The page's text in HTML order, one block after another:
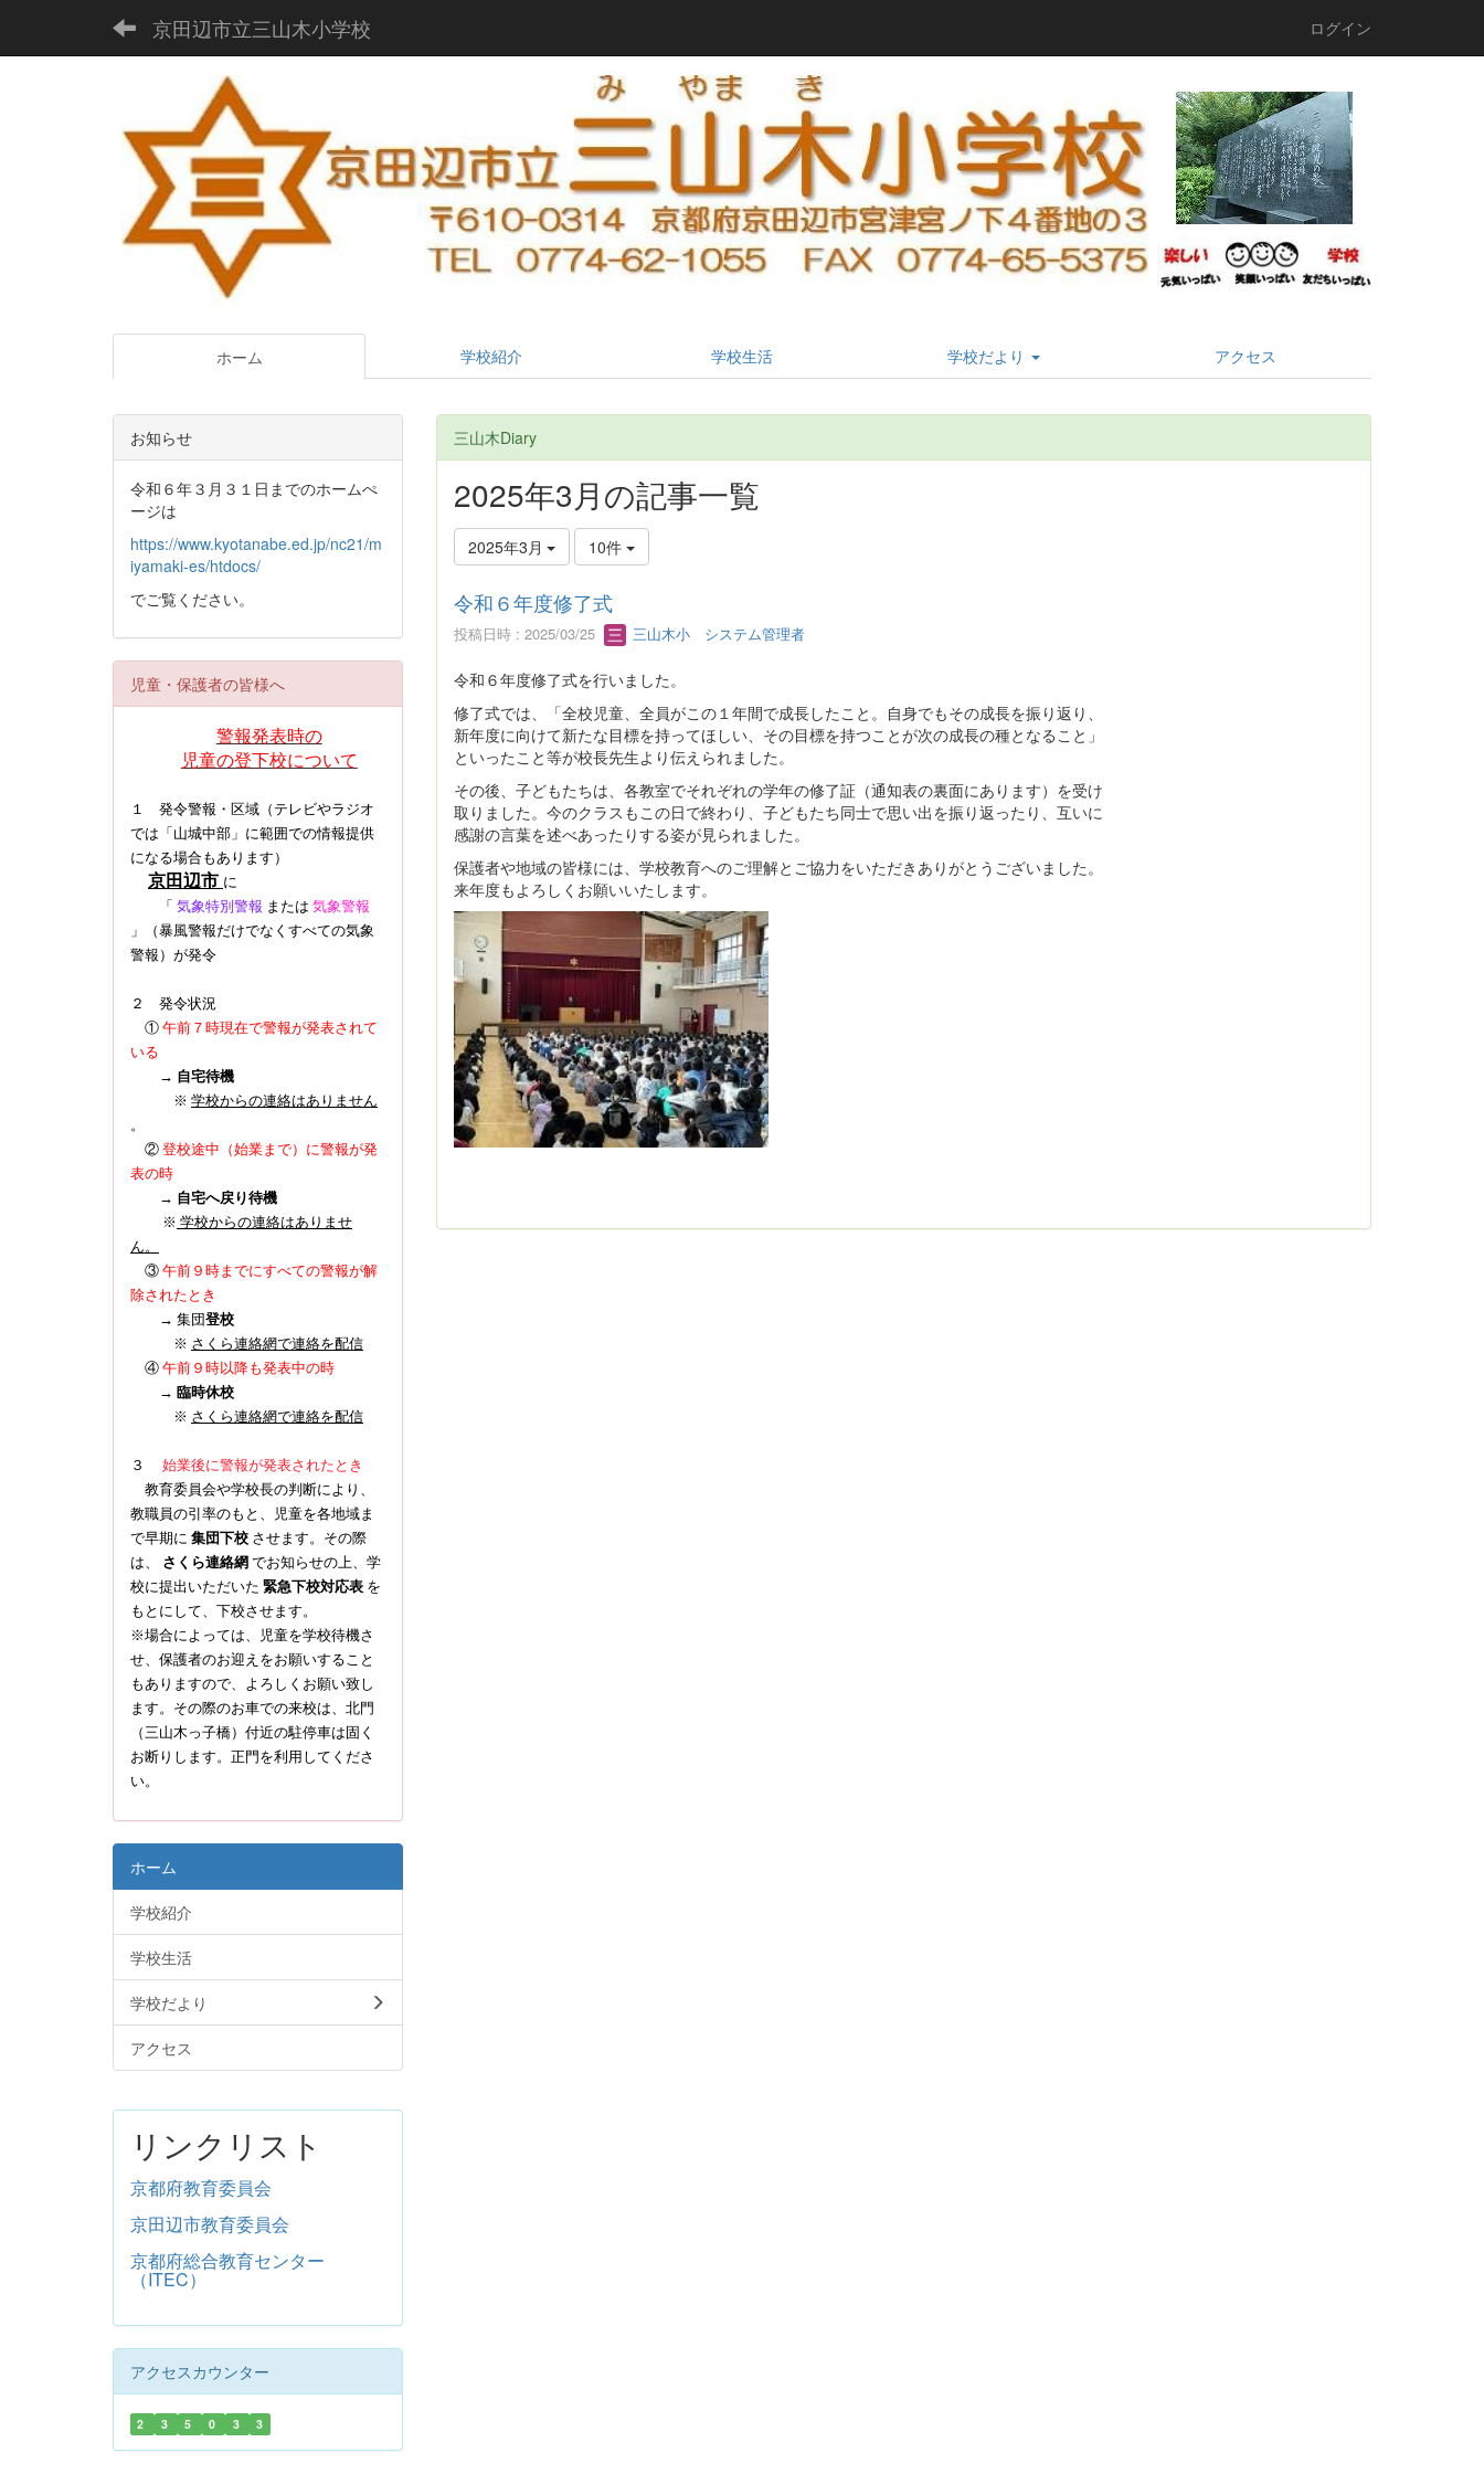
京田辺市立三山木小学校 ログイン
ホーム 学校紹介 学校生活 学校だより アクセス
三山木Diary
2025年3月の記事一覧
2025年3月 10件
令和６年度修了式
投稿日時 : 2025/03/25 三山木小 システム管理者
令和６年度修了式を行いました。
修了式では、「全校児童、全員がこの１年間で成長したこと。自身でもその成長を振り返り、
新年度に向けて新たな目標を持ってほしい、その目標を持つことが次の成長の種となること」
といったこと等が校長先生より伝えられました。
その後、子どもたちは、各教室でそれぞれの学年の修了証（通知表の裏面にあります）を受け
取りました。今のクラスもこの日で終わり、子どもたち同士で思い出を振り返ったり、互いに
感謝の言葉を述べあったりする姿が見られました。
保護者や地域の皆様には、学校教育へのご理解とご協力をいただきありがとうございました。
来年度もよろしくお願いいたします。
お知らせ
令和６年３月３１日までのホームぺ
ージは
https://www.kyotanabe.ed.jp/nc21/m
iyamaki-es/htdocs/
でご覧ください。
児童・保護者の皆様へ
警報発表時の
児童の登下校について
１ 発令警報・区域（テレビやラジオ
では「山城中部」に範囲での情報提供
になる場合もあります）
京田辺市 に
「 気象特別警報 または 気象警報
」（暴風警報だけでなくすべての気象
警報） が発令
２ 発令状況
① 午前７時現在で警報が発表されて
いる
→ 自宅待機
※ 学校からの連絡はありません
。
② 登校途中（始業まで）に警報が発
表の時
→ 自宅へ戻り待機
※ 学校からの連絡はありませ
ん。
③ 午前９時までにすべての警報が解
除されたとき
→ 集団登校
※ さくら連絡網で連絡を配信
④ 午前９時以降も発表中の時
→ 臨時休校
※ さくら連絡網で連絡を配信
３ 始業後に警報が発表されたとき
教育委員会や学校長の判断により、
教職員の引率のもと、児童を各地域ま
で早期に 集団下校 させます。その際
は、 さくら連絡網 でお知らせの上、学
校に提出いただいた 緊急下校対応表 を
もとにして、下校させます。
※場合によっては、児童を学校待機さ
せ、保護者のお迎えをお願いすること
もありますので、よろしくお願い致し
ます。その際のお車での来校は、北門
（三山木っ子橋）付近の駐停車は固く
お断りします。正門を利用してくださ
い。
ホーム
学校紹介
学校生活
学校だより
アクセス
リンクリスト
京都府教育委員会
京田辺市教育委員会
京都府総合教育センター
（ITEC）
アクセスカウンター
2 3 5 0 3 3